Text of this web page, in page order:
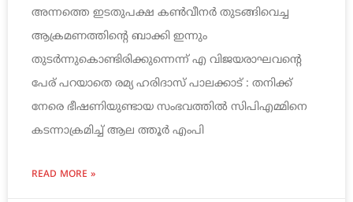
അന്നത്തെ ഇടതുപക്ഷ കണ്‍വീനര്‍ തുടങ്ങിവെച്ച
ആക്രമണത്തിന്റെ ബാക്കി ഇന്നും
തുടര്‍ന്നുകൊണ്ടിരിക്കുന്നെന്ന് എ വിജയരാഘവന്റെ
പേര് പറയാതെ രമ്യ ഹരിദാസ് പാലക്കാട് : തനിക്ക്
നേരെ ഭീഷണിയുണ്ടായ സംഭവത്തില്‍ സിപിഎമ്മിനെ
കടന്നാക്രമിച്ച് ആല ത്തൂര്‍ എംപി
READ MORE »